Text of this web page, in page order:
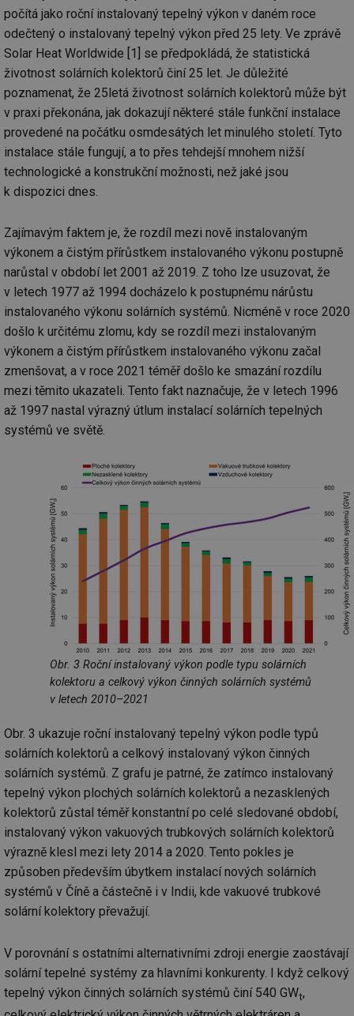
počítá jako roční instalovaný tepelný výkon v daném roce
odečtený o instalovaný tepelný výkon před 25 lety. Ve zprávě
Solar Heat Worldwide [1] se předpokládá, že statistická
životnost solárních kolektorů činí 25 let. Je důležité
poznamenat, že 25letá životnost solárních kolektorů může být
v praxi překonána, jak dokazují některé stále funkční instalace
provedené na počátku osmdesátých let minulého století. Tyto
instalace stále fungují, a to přes tehdejší mnohem nižší
technologické a konstrukční možnosti, než jaké jsou
k dispozici dnes.
Zajímavým faktem je, že rozdíl mezi nově instalovaným
výkonem a čistým přírůstkem instalovaného výkonu postupně
narůstal v období let 2001 až 2019. Z toho lze usuzovat, že
v letech 1977 až 1994 docházelo k postupnému nárůstu
instalovaného výkonu solárních systémů. Nicméně v roce 2020
došlo k určitému zlomu, kdy se rozdíl mezi instalovaným
výkonem a čistým přírůstkem instalovaného výkonu začal
zmenšovat, a v roce 2021 téměř došlo ke smazání rozdílu
mezi těmito ukazateli. Tento fakt naznačuje, že v letech 1996
až 1997 nastal výrazný útlum instalací solárních tepelných
systémů ve světě.
Obr. 3 Roční instalovaný výkon podle typu solárních
kolektoru a celkový výkon činných solárních systémů
v letech 2010–2021
Obr. 3 ukazuje roční instalovaný tepelný výkon podle typů
solárních kolektorů a celkový instalovaný výkon činných
solárních systémů. Z grafu je patrné, že zatímco instalovaný
tepelný výkon plochých solárních kolektorů a nezasklených
kolektorů zůstal téměř konstantní po celé sledované období,
instalovaný výkon vakuových trubkových solárních kolektorů
výrazně klesl mezi lety 2014 a 2020. Tento pokles je
způsoben především úbytkem instalací nových solárních
systémů v Číně a částečně i v Indii, kde vakuové trubkové
solární kolektory převažují.
V porovnání s ostatními alternativními zdroji energie zaostávají
solární tepelné systémy za hlavními konkurenty. I když celkový
tepelný výkon činných solárních systémů činí 540 GWt,